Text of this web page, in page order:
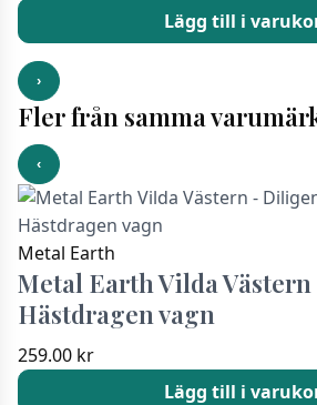
Lägg till i
›
Fler från samma
‹
Metal Earth
Metal Earth Vilda
Hästdragen vagn
259.00 kr
Lägg till i